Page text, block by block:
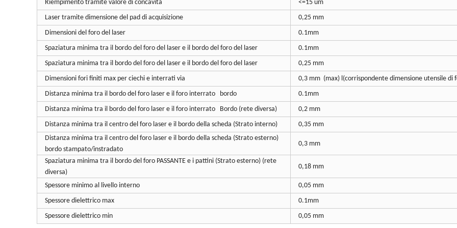
Riempimento tramite valore di concavità
<=15 um
Laser tramite dimensione del pad di acquisizione
0,25 mm
Dimensioni del foro del laser
0.1mm
Spaziatura minima tra il bordo del foro del laser e il bordo del foro del laser
0.1mm
Spaziatura minima tra il bordo del foro del laser e il bordo del foro del laser
0,25 mm
Dimensioni fori finiti max per ciechi e interrati via
0,3 mm (max) l(corrispondente dimensione utensile di
Distanza minima tra il bordo del foro laser e il foro interrato bordo
0.1mm
Distanza minima tra il bordo del foro laser e il foro interrato Bordo (rete diversa)
0,2 mm
Distanza minima tra il centro del foro laser e il bordo della scheda (Strato interno)
0,35 mm
Distanza minima tra il centro del foro laser e il bordo della scheda (Strato esterno)
bordo stampato/instradato
0,3 mm
Spaziatura minima tra il bordo del foro PASSANTE e i pattini (Strato esterno) (rete
diversa)
0,18 mm
Spessore minimo al livello interno
0,05 mm
Spessore dielettrico max
0.1mm
Spessore dielettrico min
0,05 mm